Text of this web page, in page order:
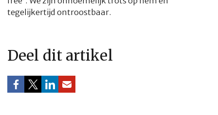
tegelijkertijd ontroostbaar.
Deel dit artikel